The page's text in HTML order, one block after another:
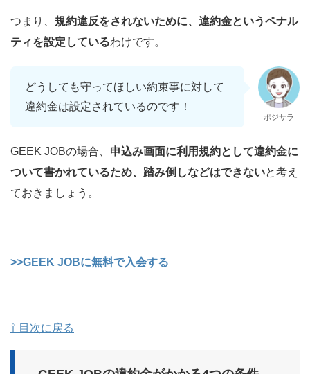
つまり、 規約違反をされないために、違約金というペナル
ティを設定しているわけです。
どうしても守ってほしい約束事に対して
違約金は設定されているのです！
ポジサラ
GEEK JOBの場合、 申込み画面に利用規約として違約金に
ついて書かれているため、踏み倒しなどはできないと考え
ておきましょう。
>>GEEK JOBに無料で入会する
⇧ 目次に戻る